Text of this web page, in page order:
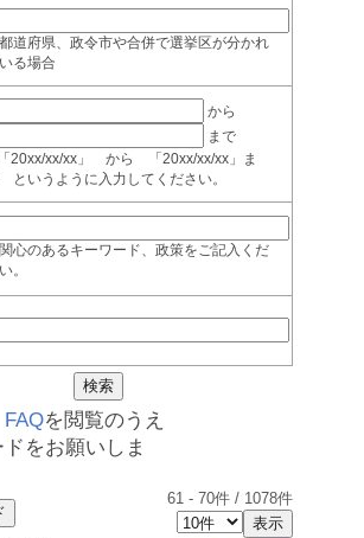
道府県、政令市や合併で選挙区が分かれ
る場合
から
まで
20xx/xx/xx」 から 「20xx/xx/xx」ま
というように入力してください。
心のあるキーワード、政策をご記入くだ
。
FAQを閲覧のうえ
をお願いしま
61 - 70件 / 1078件